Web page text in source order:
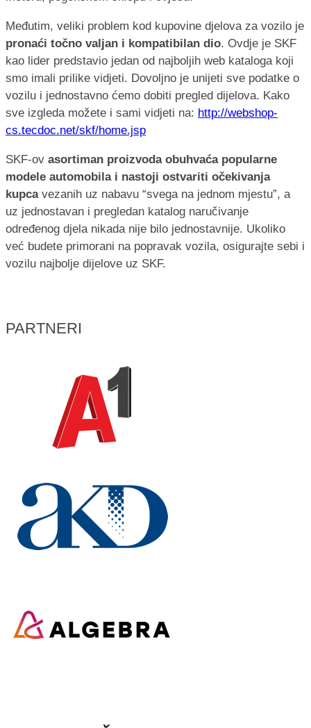
Međutim, veliki problem kod kupovine djelova za vozilo je
pronaći točno valjan i kompatibilan dio. Ovdje je SKF
kao lider predstavio jedan od najboljih web kataloga koji
smo imali prilike vidjeti. Dovoljno je unijeti sve podatke o
vozilu i jednostavno ćemo dobiti pregled dijelova. Kako
sve izgleda možete i sami vidjeti na: http://webshop-
cs.tecdoc.net/skf/home.jsp
SKF-ov asortiman proizvoda obuhvaća popularne
modele automobila i nastoji ostvariti očekivanja
kupcavezanih uz nabavu “svega na jednom mjestu”, a
uz jednostavan i pregledan katalog naručivanje
određenog djela nikada nije bilo jednostavnije. Ukoliko
već budete primorani na popravak vozila, osigurajte sebi i
vozilu najbolje dijelove uz SKF.
PARTNERI